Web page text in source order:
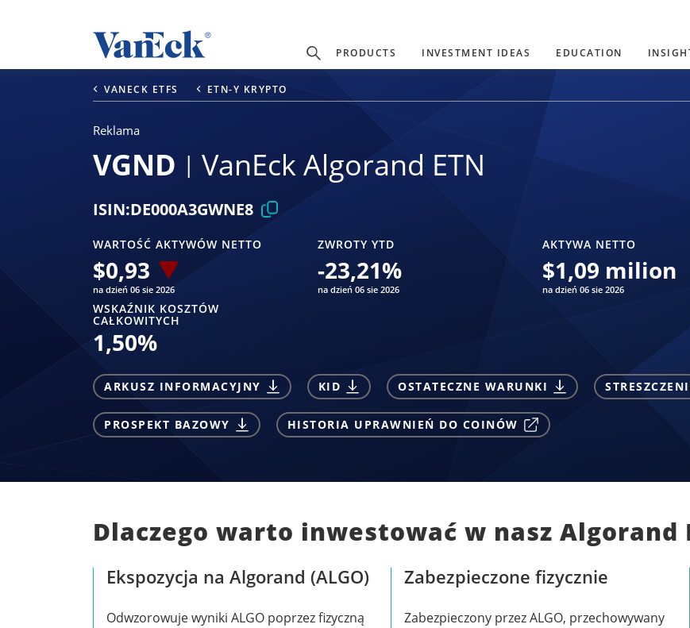
PRODUCTS INVESTMENT IDEAS EDUCATION
VANECK ETFS ETN-Y KRYPTO
Reklama
VGND VanEck Algorand ETN
ISIN:DE000A3GWNE8
WARTOŚĆ AKTYWÓW NETTO
$0,93
na dzień 06 sie 2026
ZWROTY YTD
-23,21%
na dzień 06 sie 2026
AKTYWA NETTO
$1,09 milion
na dzień 06 sie 2026
WSKAŹNIK KOSZTÓW
CAŁKOWITYCH
1,50%
ARKUSZ INFORMACYJNY KID OSTATECZNE WARUNKI
PROSPEKT BAZOWY HISTORIA UPRAWNIEŃ DO COINÓW
Dlaczego warto inwestować w nasz Algorand
Ekspozycja na Algorand (ALGO)
Odwzorowuje wyniki ALGO poprzez fizyczną
Zabezpieczone fizycznie
Zabezpieczony przez ALGO, przechowywany